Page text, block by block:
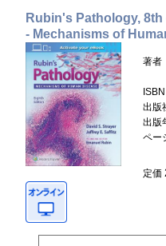
Rubin's Pathology, 8th
- Mechanisms of
著者
ISBN
出版
出版
ペー
定価